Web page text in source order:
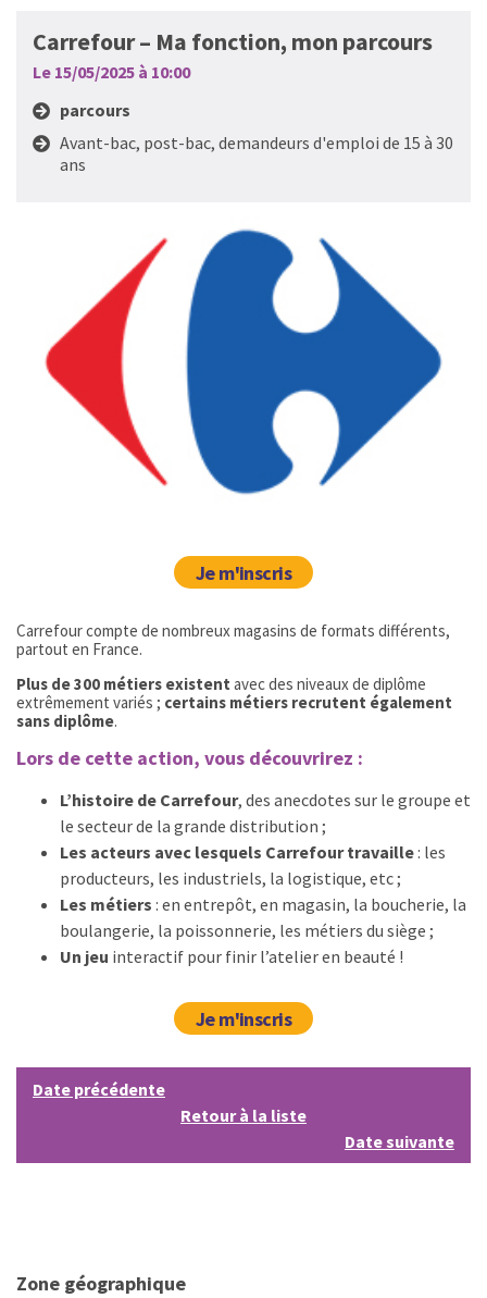
Carrefour – Ma fonction, mon parcours
Le 15/05/2025 à 10:00
parcours
Avant-bac, post-bac, demandeurs d'emploi de 15 à 30
ans
Je m'inscris
Carrefour compte de nombreux magasins de formats différents,
partout en France.
Plus de 300 métiers existent avec des niveaux de diplôme
extrêmement variés ; certains métiers recrutent également
sans diplôme.
Lors de cette action, vous découvrirez :
L’histoire de Carrefour, des anecdotes sur le groupe et
le secteur de la grande distribution ;
Les acteurs avec lesquels Carrefour travaille: les
producteurs, les industriels, la logistique, etc ;
Les métiers : en entrepôt, en magasin, la boucherie, la
boulangerie, la poissonnerie, les métiers du siège ;
Un jeu interactif pour finir l’atelier en beauté !
Je m'inscris
Date précédente
Retour à la liste
Date suivante
Zone géographique